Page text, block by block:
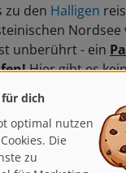
zu den Halligen
Nordsee
unberührt - ein
Hier gibt es
ohne Druck
Hallig
im Osten der Insel
dich
optimal nutzen
Die
zu